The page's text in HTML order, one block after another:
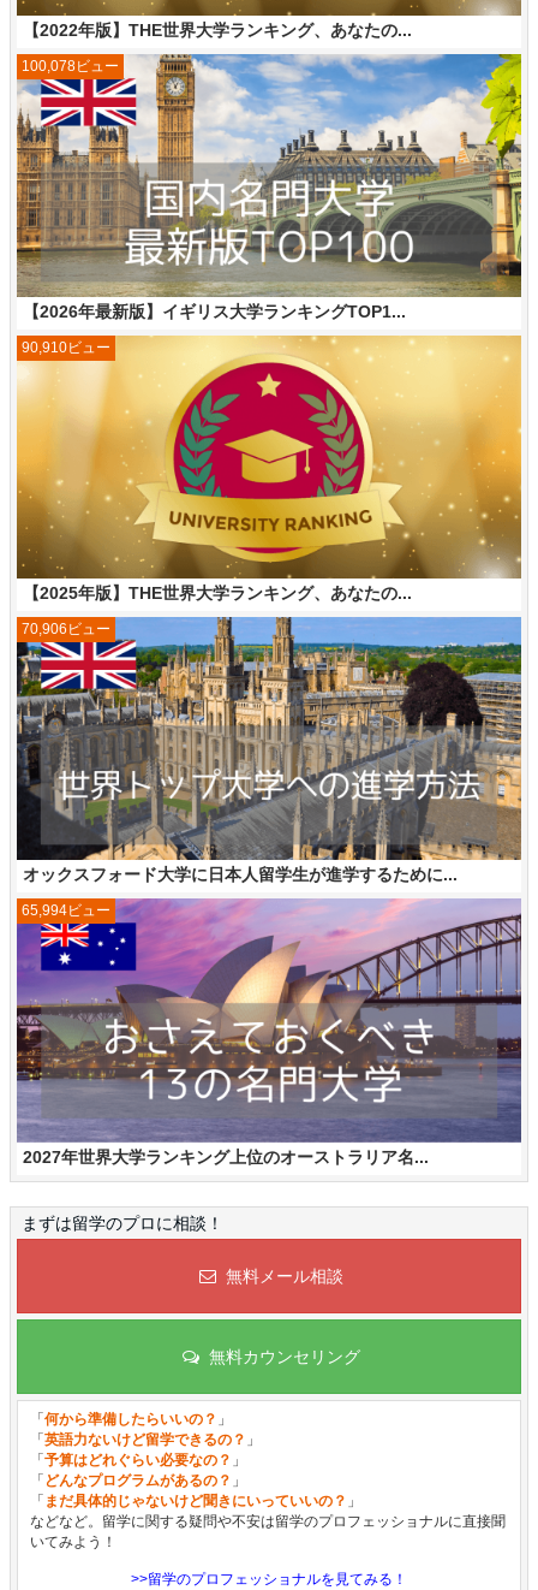
【2022年版】THE世界大学ランキング、あなたの...
【2026年最新版】イギリス大学ランキングTOP1...
100,078ビュー
【2025年版】THE世界大学ランキング、あなたの...
90,910ビュー
オックスフォード大学に日本人留学生が進学するために...
70,906ビュー
2027年世界大学ランキング上位のオーストラリア名...
65,994ビュー
まずは留学のプロに相談！
無料メール相談
無料カウンセリング
「何から準備したらいいの？ 」
「英語力ないけど留学できるの？ 」
「予算はどれぐらい必要なの？ 」
「 どんなプログラムがあるの？ 」
「 まだ具体的じゃないけど聞きにいっていいの？ 」
などなど。留学に関する疑問や不安は留学のプロフェッショナルに直接聞
いてみよう！
>>留学のプロフェッショナルを見てみる！